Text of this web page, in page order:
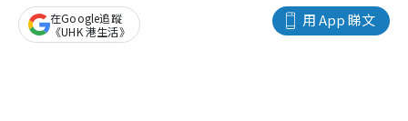
用 App 睇文
在Google追蹤
《UHK 港生活》